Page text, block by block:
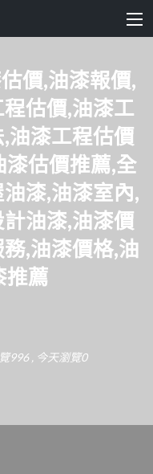
價,油漆報價,
估價,油漆工
油漆工程估價
漆估價推薦,全
漆,油漆室內,
油漆,油漆價
,油漆價格,油
推薦
996 , 今天瀏覽0